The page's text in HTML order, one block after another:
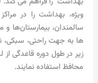
ویژه، بهداشت را در
سالمندان، بیمارستان‌ها
ها به جهت راحتی، سبکی،
زیر در طول دوره قاعدگی
محافظ استفاده نمایند.